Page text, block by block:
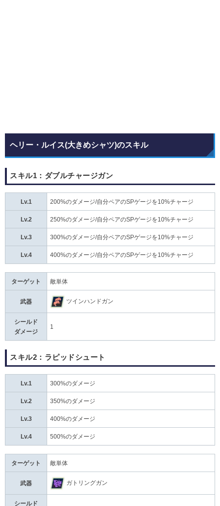
ヘリー・ルイス(大きめシャツ)のスキル
スキル1：ダブルチャージガン
Lv.1 200%のダメージ/自分ペアのSPゲージを10%チャージ
Lv.2 250%のダメージ/自分ペアのSPゲージを10%チャージ
Lv.3 300%のダメージ/自分ペアのSPゲージを10%チャージ
Lv.4 400%のダメージ/自分ペアのSPゲージを10%チャージ
ターゲット 敵単体
武器 ツインハンドガン
シールド
ダメージ
1
スキル2：ラピッドシュート
Lv.1 300%のダメージ
Lv.2 350%のダメージ
Lv.3 400%のダメージ
Lv.4 500%のダメージ
ターゲット 敵単体
武器 ガトリングガン
シールド